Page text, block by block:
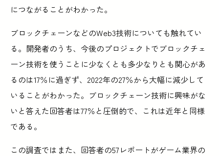
につながることがわかった。
ブロックチェーンなどのWeb3技術についても触れてい
る。開発者のうち、今後のプロジェクトでブロックチェ
ーン技術を使うことに少なくとも多少なりとも関心があ
るのは17％に過ぎず、2022年の27％から大幅に減少して
いることがわかった。ブロックチェーン技術に興味がな
いと答えた回答者は77％と圧倒的で、これは近年と同様
である。
この調査ではまた、回答者の57レポートがゲーム業界の